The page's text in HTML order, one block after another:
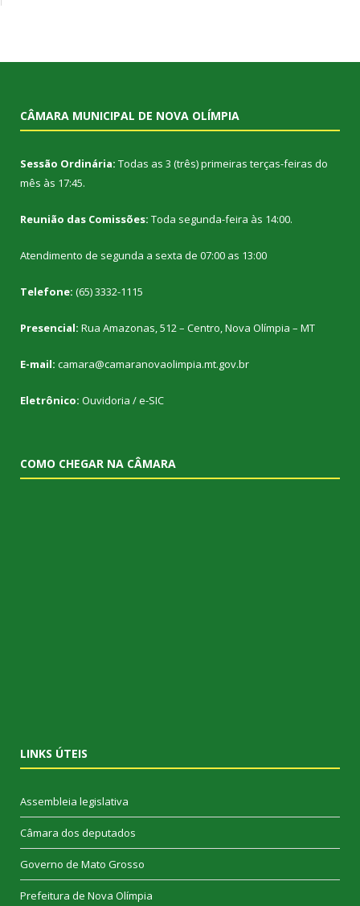
CÂMARA MUNICIPAL DE NOVA OLÍMPIA
Sessão Ordinária: Todas as 3 (três) primeiras terças-feiras do
mês às 17:45.
Reunião das Comissões: Toda segunda-feira às 14:00.
Atendimento de segunda a sexta de 07:00 as 13:00
Telefone: (65) 3332-1115
Presencial: Rua Amazonas, 512 – Centro, Nova Olímpia – MT
E-mail: camara@camaranovaolimpia.mt.gov.br
Eletrônico: Ouvidoria /e-SIC
COMO CHEGAR NA CÂMARA
LINKS ÚTEIS
Assembleia legislativa
Câmara dos deputados
Governo de Mato Grosso
Prefeitura de Nova Olímpia